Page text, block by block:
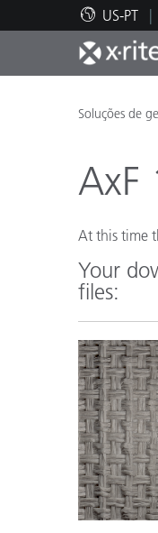
US-PT
Plásticos
Suporte
Soluções de
AxF
At this time
Your
files: